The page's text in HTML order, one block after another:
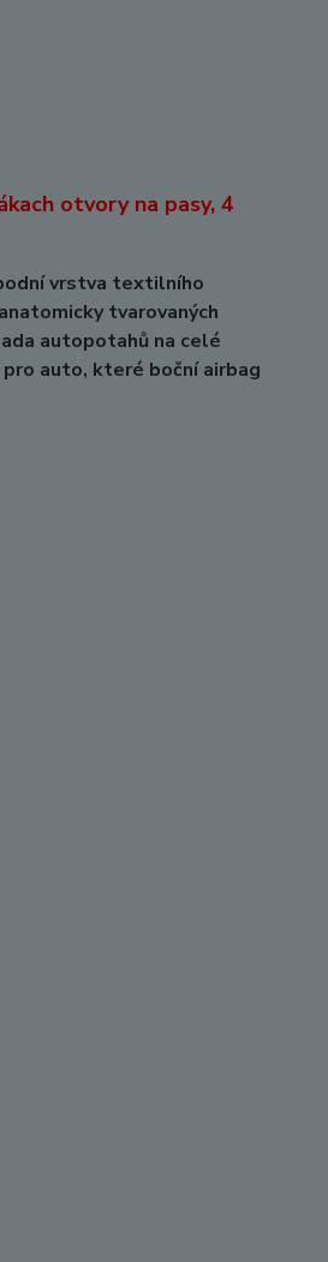
otvory na pasy, 4
vrstva textilního
tvarovaných
autopotahů na celé
auto, které boční airbag